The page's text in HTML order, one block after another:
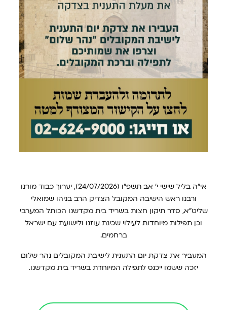
אי"ה בליל שישי י׳ אב תשפ״ו (24/07/2026), יערוך כבוד מורנו
ורבנו ראש הישיבה המקובל הצדיק הרב בניהו שמואלי
שליט"א, סדר תיקון חצות בשריד בית מקדשנו הכותל המערבי
וכן תפילות מיוחדות לעילוי שכינת עוזנו ולישועת עם ישראל
ברחמים.
המעביר את צדקת יום התענית לישיבת המקובלים נהר שלום
יזכה ששמו ייכנס לתפילה המיוחדת בשריד בית מקדשנו.